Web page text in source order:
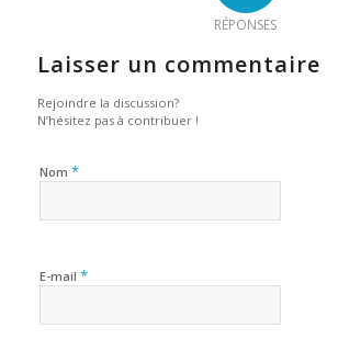
RÉPONSES
Laisser un commentaire
Rejoindre la discussion?
N’hésitez pas à contribuer !
Nom *
E-mail *